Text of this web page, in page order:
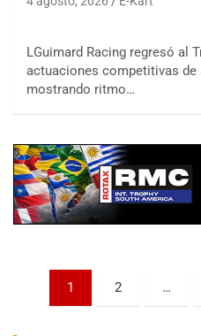
LGuimard Racing regresó al
actuaciones competitivas de
mostrando ritmo…
Paginación
1 2 …
COBERTURA ESPECIAL DE E-
08/09-AGO
Baradero (Buenos Aires)
KDO - F6
Ciudad de Trenque Lauquen (Asfalto)
Trenque Lauquen (Buenos Aires)
Villaguay (Entre Ríos)